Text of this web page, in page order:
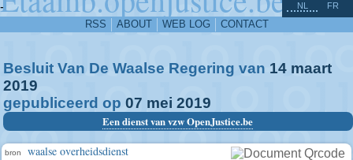
-
RSS ABOUT WEB LOG CONTACT
NL FR
Besluit Van De Waalse Regering van 14 maart
2019
gepubliceerd op 07 mei 2019
Een dienst van vzw OpenJustice.be
bron waalse overheidsdienst
^